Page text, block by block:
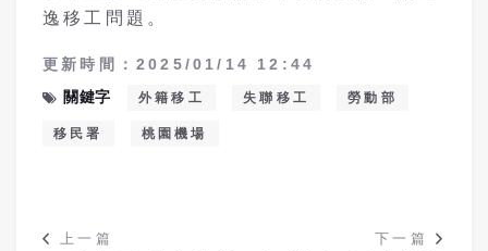
逸移工問題。
更新時間：2025/01/14 12:44
關鍵字
外籍移工 失聯移工 勞動部
移民署 桃園機場
上一篇 下一篇